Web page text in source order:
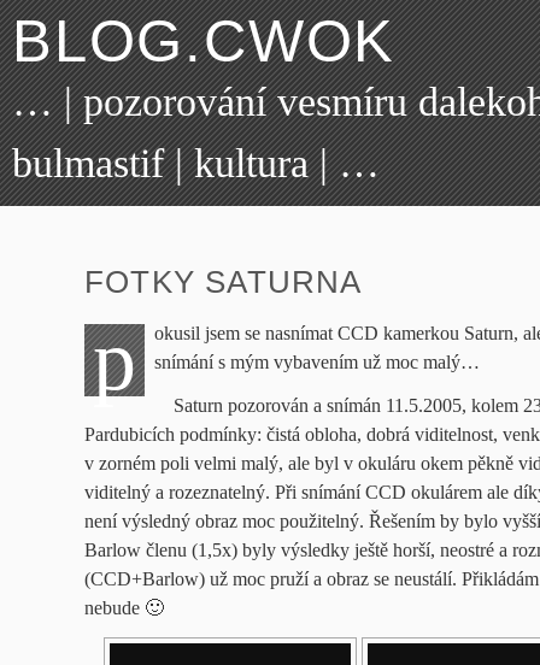
BLOG.CWOK
… | pozorování vesmíru
bulmastif | kultura | …
FOTKY SATURNA
p
okusil jsem se nasnímat CCD kamerkou Saturn,
snímání s mým vybavením už moc malý…
Saturn pozorován a snímán 11.5.2005, kolem
Pardubicích podmínky: čistá obloha, dobrá viditelnost,
v zorném poli velmi malý, ale byl v okuláru okem pěkně
viditelný a rozeznatelný. Při snímání CCD okulárem ale
není výsledný obraz moc použitelný. Řešením by bylo
Barlow členu (1,5x) byly výsledky ještě horší, neostré a
(CCD+Barlow) už moc pruží a obraz se neustálí.
nebude 🙂